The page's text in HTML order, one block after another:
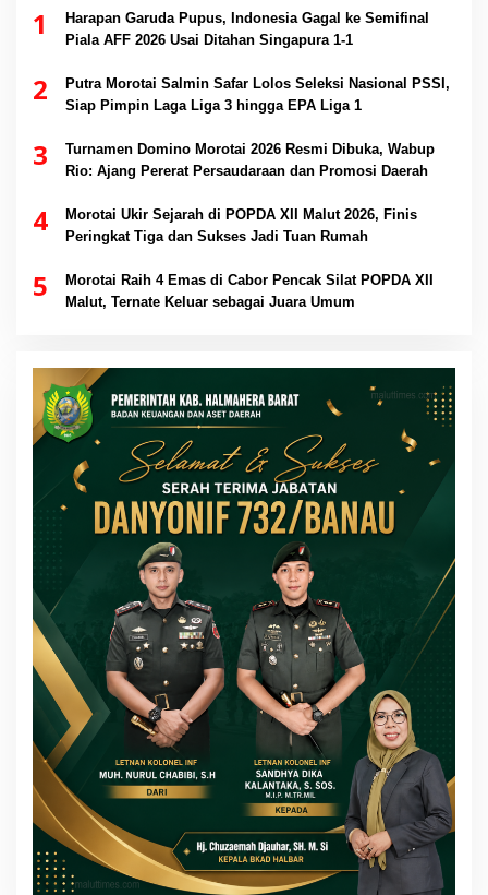
1
Harapan Garuda Pupus, Indonesia Gagal ke Semifinal
Piala AFF 2026 Usai Ditahan Singapura 1-1
2
Putra Morotai Salmin Safar Lolos Seleksi Nasional PSSI,
Siap Pimpin Laga Liga 3 hingga EPA Liga 1
3
Turnamen Domino Morotai 2026 Resmi Dibuka, Wabup
Rio: Ajang Pererat Persaudaraan dan Promosi Daerah
4
Morotai Ukir Sejarah di POPDA XII Malut 2026, Finis
Peringkat Tiga dan Sukses Jadi Tuan Rumah
5
Morotai Raih 4 Emas di Cabor Pencak Silat POPDA XII
Malut, Ternate Keluar sebagai Juara Umum